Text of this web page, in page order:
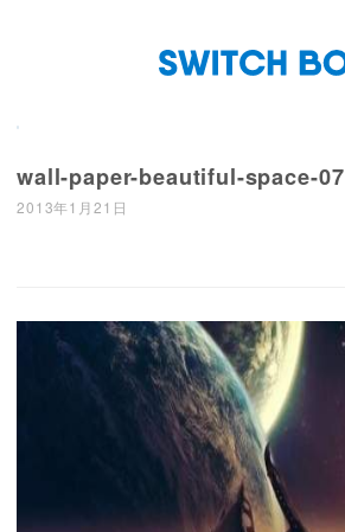
wall-paper-beautiful-space-07
2013年1月21日